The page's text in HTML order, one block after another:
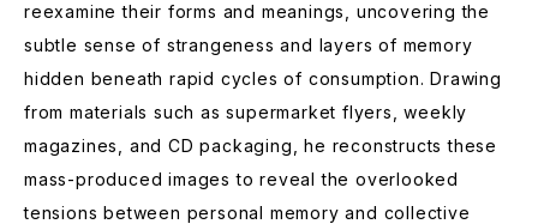
reexamine their forms and meanings, uncovering the
subtle sense of strangeness and layers of memory
hidden beneath rapid cycles of consumption. Drawing
from materials such as supermarket flyers, weekly
magazines, and CD packaging, he reconstructs these
mass-produced images to reveal the overlooked
tensions between personal memory and collective